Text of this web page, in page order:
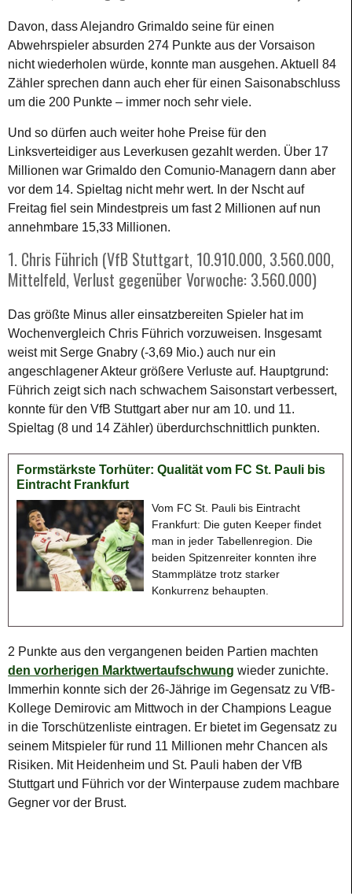
Davon, dass Alejandro Grimaldo seine für einen
Abwehrspieler absurden 274 Punkte aus der Vorsaison
nicht wiederholen würde, konnte man ausgehen. Aktuell 84
Zähler sprechen dann auch eher für einen Saisonabschluss
um die 200 Punkte – immer noch sehr viele.
Und so dürfen auch weiter hohe Preise für den
Linksverteidiger aus Leverkusen gezahlt werden. Über 17
Millionen war Grimaldo den Comunio-Managern dann aber
vor dem 14. Spieltag nicht mehr wert. In der Nscht auf
Freitag fiel sein Mindestpreis um fast 2 Millionen auf nun
annehmbare 15,33 Millionen.
1. Chris Führich (VfB Stuttgart, 10.910.000, 3.560.000,
Mittelfeld, Verlust gegenüber Vorwoche: 3.560.000)
Das größte Minus aller einsatzbereiten Spieler hat im
Wochenvergleich Chris Führich vorzuweisen. Insgesamt
weist mit Serge Gnabry (-3,69 Mio.) auch nur ein
angeschlagener Akteur größere Verluste auf. Hauptgrund:
Führich zeigt sich nach schwachem Saisonstart verbessert,
konnte für den VfB Stuttgart aber nur am 10. und 11.
Spieltag (8 und 14 Zähler) überdurchschnittlich punkten.
Formstärkste Torhüter: Qualität vom FC St. Pauli bis
Eintracht Frankfurt
Vom FC St. Pauli bis Eintracht
Frankfurt: Die guten Keeper findet
man in jeder Tabellenregion. Die
beiden Spitzenreiter konnten ihre
Stammplätze trotz starker
Konkurrenz behaupten.
2 Punkte aus den vergangenen beiden Partien machten
den vorherigen Marktwertaufschwung wieder zunichte.
Immerhin konnte sich der 26-Jährige im Gegensatz zu VfB-
Kollege Demirovic am Mittwoch in der Champions League
in die Torschützenliste eintragen. Er bietet im Gegensatz zu
seinem Mitspieler für rund 11 Millionen mehr Chancen als
Risiken. Mit Heidenheim und St. Pauli haben der VfB
Stuttgart und Führich vor der Winterpause zudem machbare
Gegner vor der Brust.